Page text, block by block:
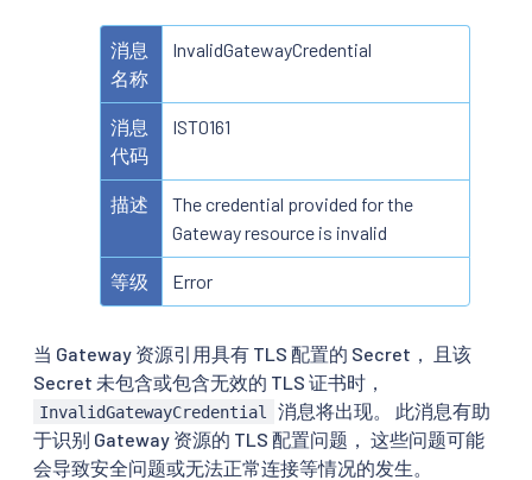
消息
名称
InvalidGatewayCredential
消息
代码
IST0161
描述
The credential provided for the
Gateway resource is invalid
等级 Error
当 Gateway 资源引用具有 TLS 配置的 Secret， 且该
Secret 未包含或包含无效的 TLS 证书时，
InvalidGatewayCredential
消息将出现。 此消息有助
于识别 Gateway 资源的 TLS 配置问题， 这些问题可能
会导致安全问题或无法正常连接等情况的发生。